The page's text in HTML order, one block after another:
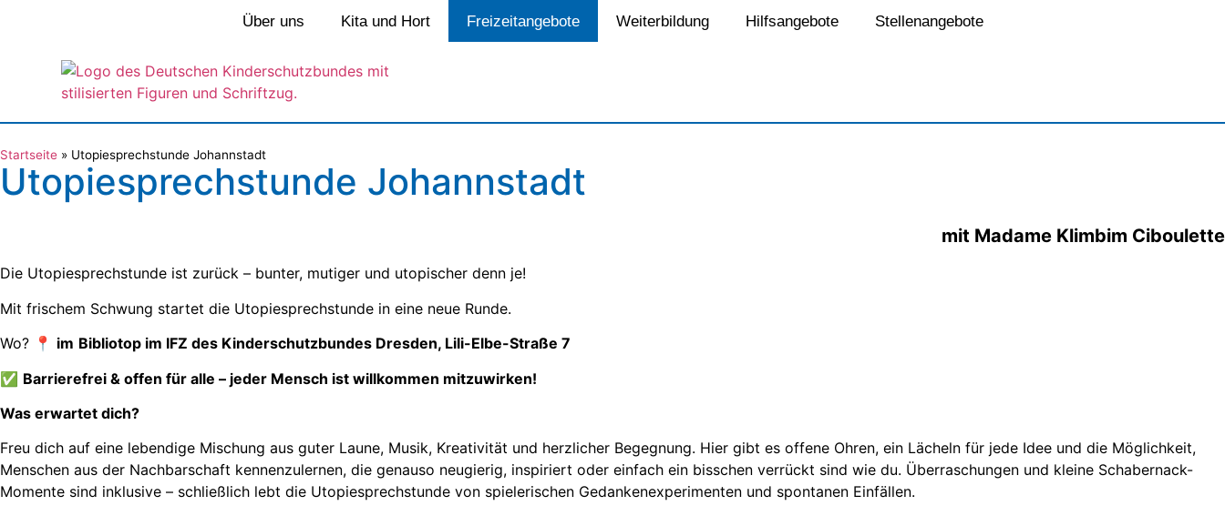
Über uns Kita und Hort Freizeitangebote Weiterbildung Hilfsangebote Stellenangebote
Startseite » Utopiesprechstunde Johannstadt
Utopiesprechstunde Johannstadt
mit Madame Klimbim Ciboulette
Die Utopiesprechstunde ist zurück – bunter, mutiger und utopischer denn je!
Mit frischem Schwung startet die Utopiesprechstunde in eine neue Runde.
Wo? 📍 im Bibliotop im IFZ des Kinderschutzbundes Dresden, Lili-Elbe-Straße 7
✅ Barrierefrei & offen für alle – jeder Mensch ist willkommen mitzuwirken!
Was erwartet dich?
Freu dich auf eine lebendige Mischung aus guter Laune, Musik, Kreativität und herzlicher Begegnung. Hier gibt es offene Ohren, ein Lächeln für jede Idee und die Möglichkeit,
Menschen aus der Nachbarschaft kennenzulernen, die genauso neugierig, inspiriert oder einfach ein bisschen verrückt sind wie du. Überraschungen und kleine Schabernack-
Momente sind inklusive – schließlich lebt die Utopiesprechstunde von spielerischen Gedankenexperimenten und spontanen Einfällen.